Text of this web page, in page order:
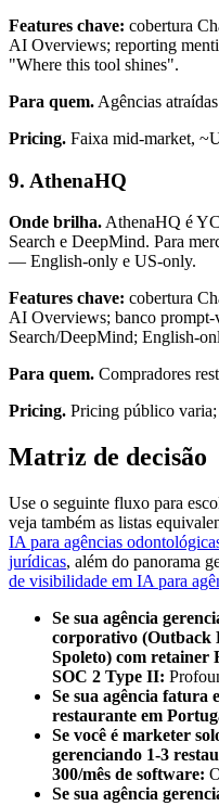
Features chave: cobertura
AI Overviews; reporting
"Where this tool shines".
Para quem. Agências
Pricing. Faixa mid-market,
9. AthenaHQ
Onde brilha.AthenaHQ é
Search e DeepMind. Para
— English-only e US-only.
Features chave: cobertura
AI Overviews; banco
Search/DeepMind; English-
Para quem. Compradores
Pricing. Pricing público
Matriz de decisão
Use o seguinte fluxo para
veja também as listas
IA para agências
jurídicas, além do panorama
de visibilidade em IA para
Se sua agência
corporativo (Outback
Spoleto) com retainer
SOC 2 Type II:
Se sua agência fatura
restaurante em
Se você é marketer
gerenciando 1-3
300/mês de software:
Se sua agência